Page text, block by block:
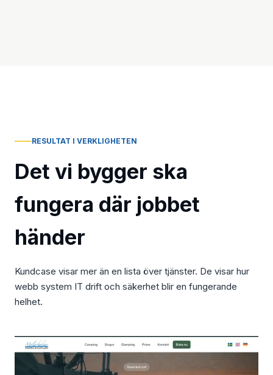
RESULTAT I VERKLIGHETEN
Det vi bygger ska
fungera där jobbet
händer
Kundcase visar mer än en lista över tjänster. De visar hur
webb system IT drift och säkerhet blir en fungerande
helhet.